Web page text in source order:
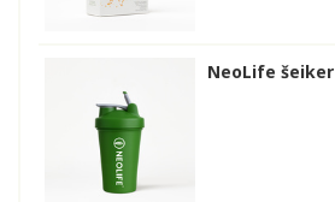
NeoLife šeiker